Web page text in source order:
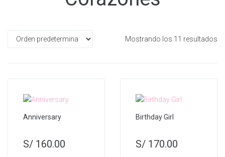
Mostrando los 11 resultados
Anniversary
S/ 160.00
Birthday Girl
S/ 170.00